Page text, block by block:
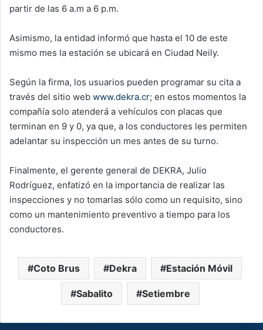
partir de las 6 a.m a 6 p.m.
Asimismo, la entidad informó que hasta el 10 de este
mismo mes la estación se ubicará en Ciudad Neily.
Según la firma, los usuarios pueden programar su cita a
través del sitio web www.dekra.cr; en estos momentos la
compañía solo atenderá a vehículos con placas que
terminan en 9 y 0, ya que, a los conductores les permiten
adelantar su inspección un mes antes de su turno.
Finalmente, el gerente general de DEKRA, Julio
Rodríguez, enfatizó en la importancia de realizar las
inspecciones y no tomarlas sólo como un requisito, sino
como un mantenimiento preventivo a tiempo para los
conductores.
Coto Brus Dekra Estación Móvil
Sabalito Setiembre